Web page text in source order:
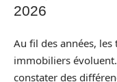
2026
Au fil des années,
immobiliers
constater des